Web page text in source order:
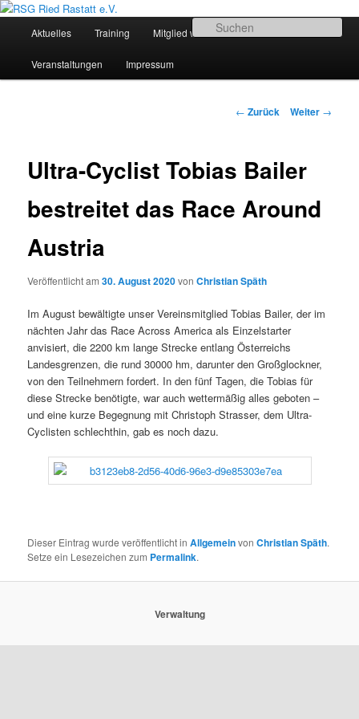
Zum
wechseln
RSG Ried Rastatt e.V.
Sportliches Radfahren in Mittelbaden
Aktuelles Training Mitglied werden Termine
Veranstaltungen Impressum
Beitrags-
← Zurück Weiter →
Ultra-Cyclist Tobias Bailer
bestreitet das Race Around
Austria
Veröffentlicht am30. August 2020vonChristian Späth
Im August bewältigte unser Vereinsmitglied Tobias Bailer, der im
nächten Jahr das Race Across America als Einzelstarter
anvisiert, die 2200 km lange Strecke entlang Österreichs
Landesgrenzen, die rund 30000 hm, darunter den Großglockner,
von den Teilnehmern fordert. In den fünf Tagen, die Tobias für
diese Strecke benötigte, war auch wettermäßig alles geboten –
und eine kurze Begegnung mit Christoph Strasser, dem Ultra-
Cyclisten schlechthin, gab es noch dazu.
Dieser Eintrag wurde veröffentlicht inAllgemeinvonChristian Späth.
Setze ein Lesezeichen zum Permalink.
Verwaltung